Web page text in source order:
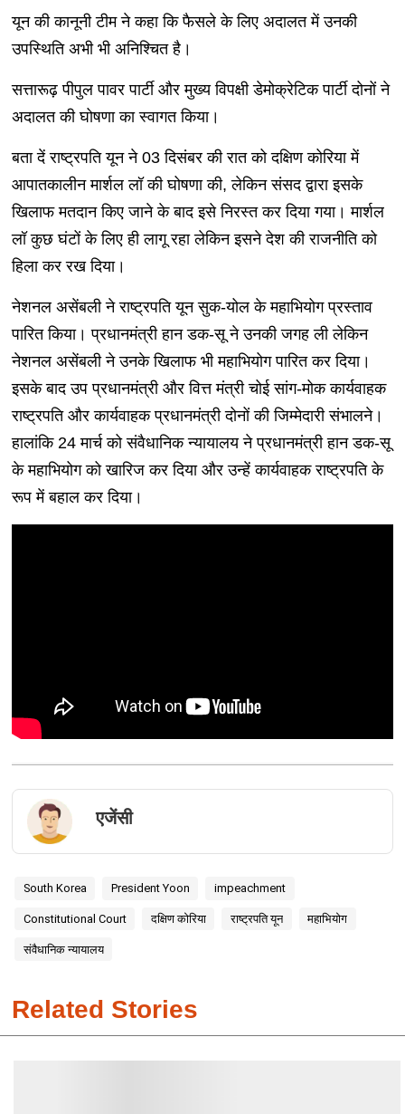
यून की कानूनी टीम ने कहा कि फैसले के लिए अदालत में उनकी
उपस्थिति अभी भी अनिश्चित है।
सत्तारूढ़ पीपुल पावर पार्टी और मुख्य विपक्षी डेमोक्रेटिक पार्टी दोनों ने
अदालत की घोषणा का स्वागत किया।
बता दें राष्ट्रपति यून ने 03 दिसंबर की रात को दक्षिण कोरिया में
आपातकालीन मार्शल लॉ की घोषणा की, लेकिन संसद द्वारा इसके
खिलाफ मतदान किए जाने के बाद इसे निरस्त कर दिया गया। मार्शल
लॉ कुछ घंटों के लिए ही लागू रहा लेकिन इसने देश की राजनीति को
हिला कर रख दिया।
नेशनल असेंबली ने राष्ट्रपति यून सुक-योल के महाभियोग प्रस्ताव
पारित किया। प्रधानमंत्री हान डक-सू ने उनकी जगह ली लेकिन
नेशनल असेंबली ने उनके खिलाफ भी महाभियोग पारित कर दिया।
इसके बाद उप प्रधानमंत्री और वित्त मंत्री चोई सांग-मोक कार्यवाहक
राष्ट्रपति और कार्यवाहक प्रधानमंत्री दोनों की जिम्मेदारी संभालने।
हालांकि 24 मार्च को संवैधानिक न्यायालय ने प्रधानमंत्री हान डक-सू
के महाभियोग को खारिज कर दिया और उन्हें कार्यवाहक राष्ट्रपति के
रूप में बहाल कर दिया।
एजेंसी
South Korea President Yoon impeachment
Constitutional Court दक्षिण कोरिया राष्ट्रपति यून महाभियोग
संवैधानिक न्यायालय
Related Stories